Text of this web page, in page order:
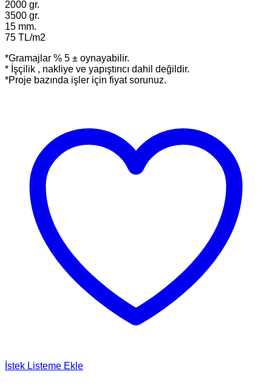
2000 gr.
3500 gr.
15 mm.
75 TL/m2
*Gramajlar % 5 ± oynayabilir.
* İşçilik , nakliye ve yapıştırıcı dahil değildir.
*Proje bazında işler için fiyat sorunuz.
İstek Listeme Ekle